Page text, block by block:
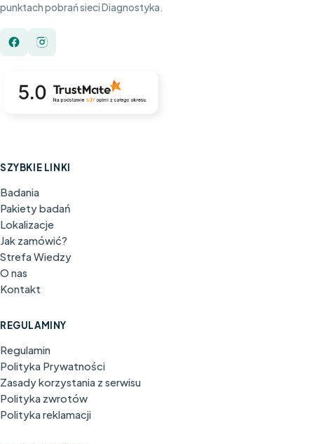
punktach pobrań sieci Diagnostyka.
SZYBKIE LINKI
Badania
Pakiety badań
Lokalizacje
Jak zamówić?
Strefa Wiedzy
O nas
Kontakt
REGULAMINY
Regulamin
Polityka Prywatności
Zasady korzystania z serwisu
Polityka zwrotów
Polityka reklamacji